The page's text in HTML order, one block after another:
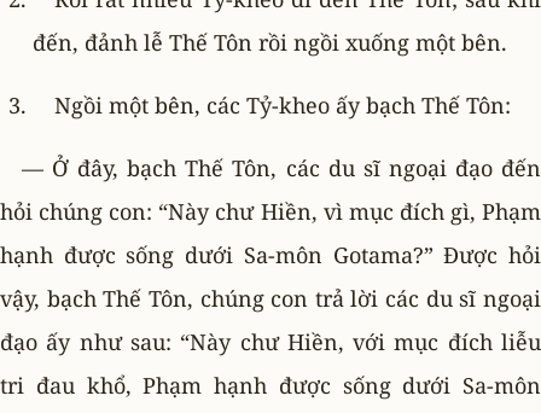
đến, đảnh lễ Thế Tôn rồi ngồi xuống một bên.
Ngồi một bên, các Tỷ-kheo ấy bạch Thế Tôn:
— Ở đây, bạch Thế Tôn, các du sĩ ngoại đạo đến
hỏi chúng con: “Này chư Hiền, vì mục đích gì, Phạm
hạnh được sống dưới Sa-môn Gotama?” Ðược hỏi
vậy, bạch Thế Tôn, chúng con trả lời các du sĩ ngoại
đạo ấy như sau: “Này chư Hiền, với mục đích liễu
tri đau khổ, Phạm hạnh được sống dưới Sa-môn